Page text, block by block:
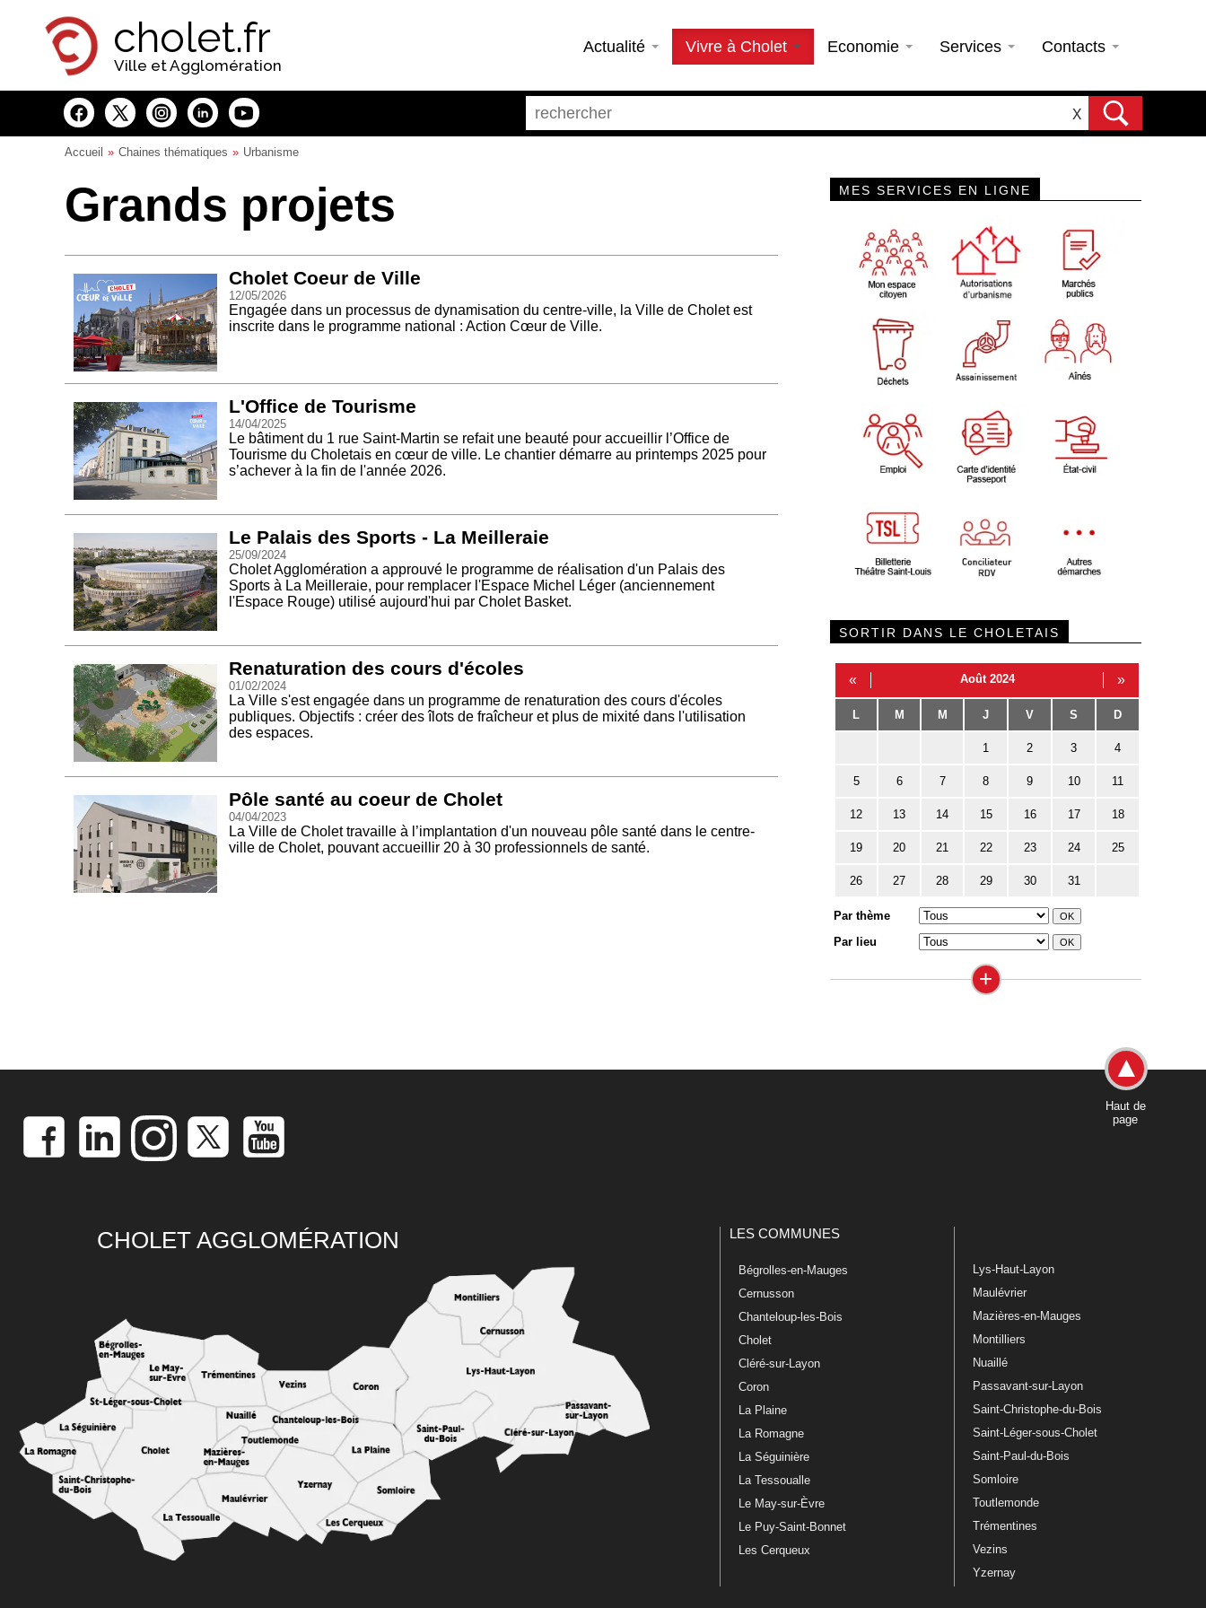
cholet.fr
Ville et Agglomération
Actualité Vivre à Cholet Economie Services Contacts
X
Accueil Chaines thématiques Urbanisme
Grands projets
Cholet Coeur de Ville
12/05/2026
Engagée dans un processus de dynamisation du centre-ville, la Ville de Cholet est
inscrite dans le programme national : Action Cœur de Ville.
L'Office de Tourisme
14/04/2025
Le bâtiment du 1 rue Saint-Martin se refait une beauté pour accueillir l’Office de
Tourisme du Choletais en cœur de ville. Le chantier démarre au printemps 2025 pour
s’achever à la fin de l'année 2026.
Le Palais des Sports - La Meilleraie
25/09/2024
Cholet Agglomération a approuvé le programme de réalisation d'un Palais des
Sports à La Meilleraie, pour remplacer l'Espace Michel Léger (anciennement
l'Espace Rouge) utilisé aujourd'hui par Cholet Basket.
Renaturation des cours d'écoles
01/02/2024
La Ville s'est engagée dans un programme de renaturation des cours d'écoles
publiques. Objectifs : créer des îlots de fraîcheur et plus de mixité dans l'utilisation
des espaces.
Pôle santé au coeur de Cholet
04/04/2023
La Ville de Cholet travaille à l’implantation d'un nouveau pôle santé dans le centre-
ville de Cholet, pouvant accueillir 20 à 30 professionnels de santé.
MES SERVICES EN LIGNE
SORTIR DANS LE CHOLETAIS
« Août 2024 »
L M M J V S D
1 2 3 4
5 6 7 8 9 10 11
12 13 14 15 16 17 18
19 20 21 22 23 24 25
26 27 28 29 30 31
Par thème
Par lieu
+
Haut de
page
CHOLET AGGLOMÉRATION LES COMMUNES
Bégrolles-en-Mauges
Cernusson
Chanteloup-les-Bois
Cholet
Cléré-sur-Layon
Coron
La Plaine
La Romagne
La Séguinière
La Tessoualle
Le May-sur-Èvre
Le Puy-Saint-Bonnet
Les Cerqueux
Lys-Haut-Layon
Maulévrier
Mazières-en-Mauges
Montilliers
Nuaillé
Passavant-sur-Layon
Saint-Christophe-du-Bois
Saint-Léger-sous-Cholet
Saint-Paul-du-Bois
Somloire
Toutlemonde
Trémentines
Vezins
Yzernay